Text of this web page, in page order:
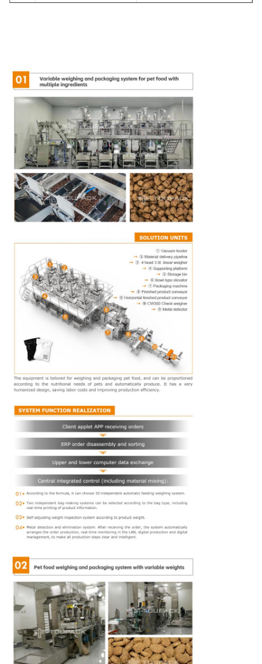
1 Zakmateriaal
voorgevormde zak, bijv.:
3 Afmetingen
80mm≤B≤300mm
100mm≤L≤430mm
Snelheid 0-15 zakken/min
5 Verzegelingstype
Rechte korrel, spoed is 1
mm (optioneel netvormig)
6 Verzeggingsbreedte
10 mm (5--20 mm kan
worden aangepast)
220V, eenfasig, 50/60HZ,
1,2KW
Luchtdruk 0,65 MPa
Luchtverbruik
0,3 m³/min (Standaard
machine, geen extra
10 Verpakkingsafmetingen
1860*600*1650mm (Export
niet-begaste houten kist)